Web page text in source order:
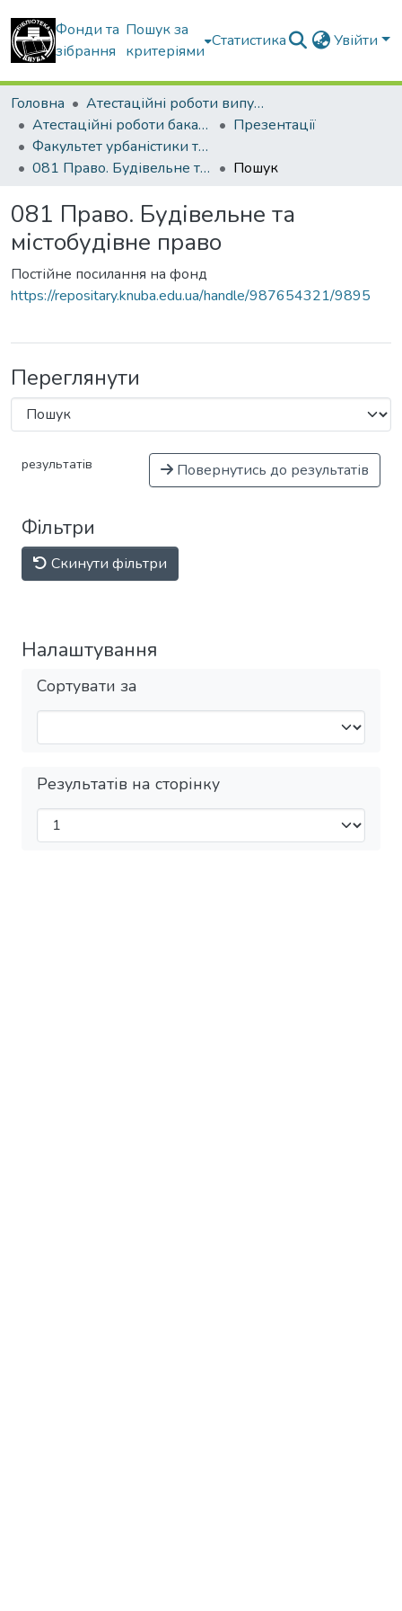
Фонди та
зібрання
Пошук за
критеріями
Статистика Увійти
Головна
Атестаційні роботи випускників
Атестаційні роботи бакалаврів
Презентації
Факультет урбаністики та просторового планування
081 Право. Будівельне та містобудівне право
Пошук
081 Право. Будівельне та
містобудівне право
Постійне посилання на фонд
https://repositary.knuba.edu.ua/handle/987654321/9895
Переглянути
результатів Повернутись до результатів
Фільтри
Скинути фільтри
Налаштування
Сортувати за
Результатів на сторінку